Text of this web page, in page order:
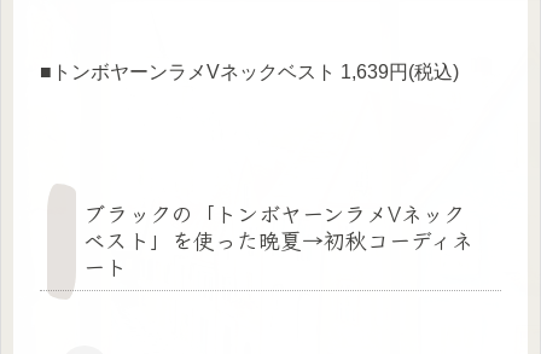
■トンボヤーンラメVネックベスト 1,639円(税込)
ブラックの「トンボヤーンラメVネック
ベスト」を使った晩夏→初秋コーディネ
ート